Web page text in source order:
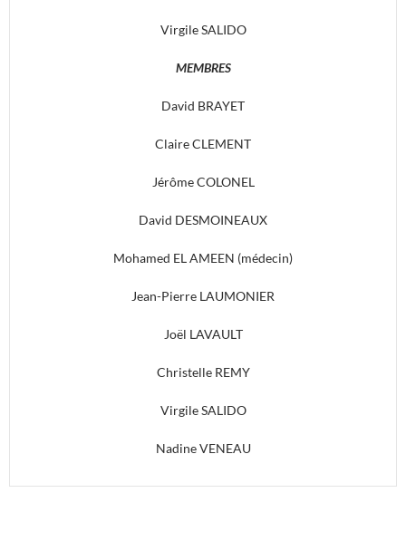
Virgile SALIDO
MEMBRES
David BRAYET
Claire CLEMENT
Jérôme COLONEL
David DESMOINEAUX
Mohamed EL AMEEN (médecin)
Jean-Pierre LAUMONIER
Joël LAVAULT
Christelle REMY
Virgile SALIDO
Nadine VENEAU